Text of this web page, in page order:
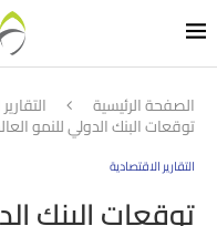
الصفحة الرئيسية
توقعات البنك الدولي للنمو
التقارير الاقتصادية
توقعات البنك